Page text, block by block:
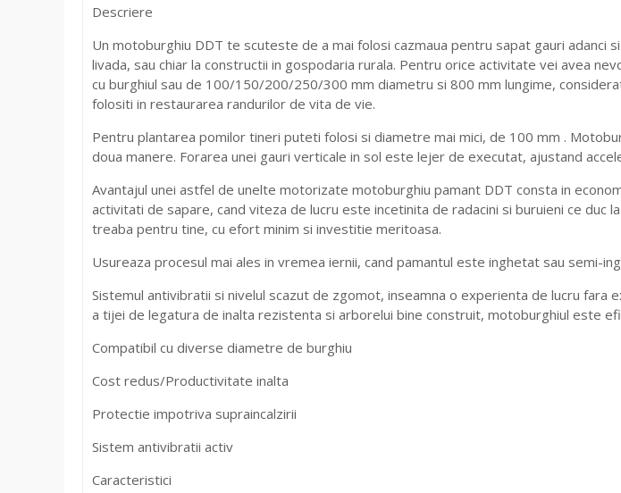
Descriere
Un motoburghiu DDT te scuteste de a mai folosi cazmaua pentru sapat gauri adanci
livada, sau chiar la constructii in gospodaria rurala. Pentru orice activitate vei avea
cu burghiul sau de 100/150/200/250/300 mm diametru si 800 mm lungime,
folositi in restaurarea randurilor de vita de vie.
Pentru plantarea pomilor tineri puteti folosi si diametre mai mici, de 100 mm .
doua manere. Forarea unei gauri verticale in sol este lejer de executat, ajustand
Avantajul unei astfel de unelte motorizate motoburghiu pamant DDT consta in
activitati de sapare, cand viteza de lucru este incetinita de radacini si buruieni ce duc
treaba pentru tine, cu efort minim si investitie meritoasa.
Usureaza procesul mai ales in vremea iernii, cand pamantul este inghetat sau semi-
Sistemul antivibratii si nivelul scazut de zgomot, inseamna o experienta de lucru fara
a tijei de legatura de inalta rezistenta si arborelui bine construit, motoburghiul este
Compatibil cu diverse diametre de burghiu
Cost redus/Productivitate inalta
Protectie impotriva supraincalzirii
Sistem antivibratii activ
Caracteristici